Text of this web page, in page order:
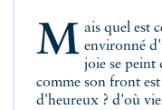
Mais quel est ce jeune homme que je vois environné
joie se peint
comme son front
d'heureux ? d'où